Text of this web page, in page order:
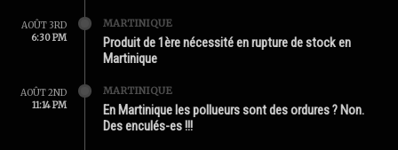
AOÛT 3RD
6:30 PM
MARTINIQUE
Produit de 1ère nécessité en rupture de stock en
Martinique
AOÛT 2ND
11:14 PM
MARTINIQUE
En Martinique les pollueurs sont des ordures ? Non.
Des enculés-es !!!